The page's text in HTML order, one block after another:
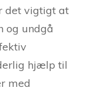
det vigtigt at
og undgå
hjælp til
med